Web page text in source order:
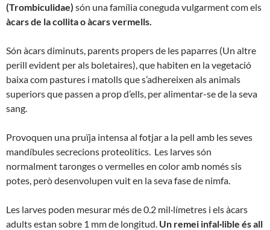
(Trombiculidae) són una família coneguda vulgarment com els
àcars de lacollita o àcars vermells.
Són àcars diminuts, parents propers de les paparres (Un altre
perill evident per als boletaires), que habiten en la vegetació
baixa com pastures i matolls que s’adhereixen als animals
superiors que passen a prop d’ells, per alimentar-se de la seva
sang.
Provoquen una pruïja intensa al fotjar a la pell amb les seves
mandíbules secrecions proteolítics. Les larves són
normalment taronges o vermelles en color amb només sis
potes, però desenvolupen vuit en la seva fase de nimfa.
Les larves poden mesurar més de 0.2 mil·límetres i els àcars
adults estan sobre 1 mm de longitud. Un remei infal·lible és all